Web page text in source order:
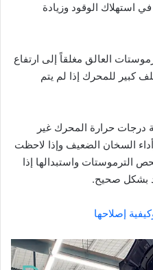
استهلاك الوقود وزيادة
العالق مغلقاً إلى ارتفاع
كبير للمحرك إذا لم يتم
درجات حرارة المحرك غير
السخان الضعيف وإذا لاحظت
الترموستات واستبدالها إذا
بشكل صحيح.
إصلاحها